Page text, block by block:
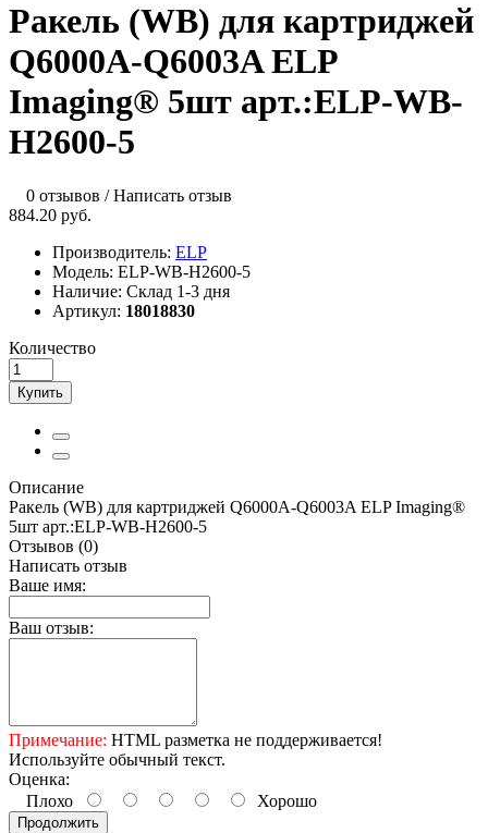
Ракель (WB) для картриджей
Q6000A-Q6003A ELP
Imaging® 5шт арт.:ELP-WB-
H2600-5
0 отзывов /Написать отзыв
884.20 руб.
Производитель: ELP
Модель: ELP-WB-H2600-5
Наличие: Склад 1-3 дня
Артикул: 18018830
Количество
Купить
Описание
Ракель (WB) для картриджей Q6000A-Q6003A ELP Imaging®
5шт арт.:ELP-WB-H2600-5
Отзывов (0)
Написать отзыв
Ваше имя:
Ваш отзыв:
Примечание: HTML разметка не поддерживается!
Используйте обычный текст.
Оценка:
Плохо
Хорошо
Продолжить